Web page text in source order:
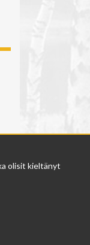
olisit kieltänyt